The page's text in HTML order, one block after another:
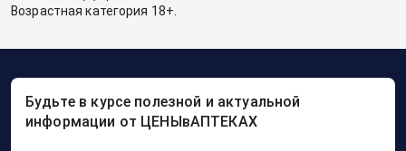
Возрастная категория 18+.
Будьте в курсе полезной и актуальной
информации от ЦЕНЫвАПТЕКАХ